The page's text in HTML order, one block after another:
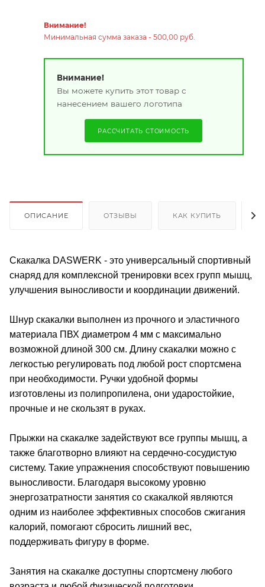
Внимание!
Минимальная сумма заказа - 500,00 руб.
Внимание!
Вы можете купить этот товар с
нанесением вашего логотипа
РАССЧИТАТЬ СТОИМОСТЬ
ОПИСАНИЕ ОТЗЫВЫ КАК КУПИТЬ
Скакалка DASWERK - это универсальный спортивный
снаряд для комплексной тренировки всех групп мышц,
улучшения выносливости и координации движений.
Шнур скакалки выполнен из прочного и эластичного
материала ПВХ диаметром 4 мм с максимально
возможной длиной 300 см. Длину скакалки можно с
легкостью регулировать под любой рост спортсмена
при необходимости. Ручки удобной формы
изготовлены из полипропилена, они ударостойкие,
прочные и не скользят в руках.
Прыжки на скакалке задействуют все группы мышц, а
также благотворно влияют на сердечно-сосудистую
систему. Такие упражнения способствуют повышению
выносливости. Благодаря высокому уровню
энергозатратности занятия со скакалкой являются
одним из наиболее эффективных способов сжигания
калорий, помогают сбросить лишний вес,
поддерживать фигуру в форме.
Занятия на скакалке доступны спортсмену любого